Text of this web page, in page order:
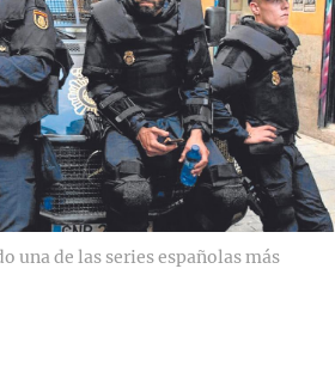
una de las series españolas más